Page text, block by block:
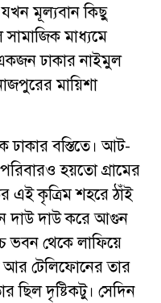
মূল্যবান কিছু
মাধ্যমে
ঢাকার নাইমুল
মায়িশা
ঢাকার বস্তিতে। আট-
হয়তো গ্রামের
এই কৃত্রিম শহরে ঠাঁই
দাউ দাউ করে আগুন
ভবন থেকে লাফিয়ে
আর টেলিফোনের তার
ছিল দৃষ্টিকটু। সেদিন